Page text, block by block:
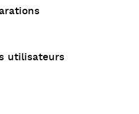
utilisateurs